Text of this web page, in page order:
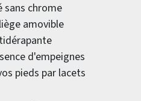
sans chrome
amovible
d'empeignes
pieds par lacets